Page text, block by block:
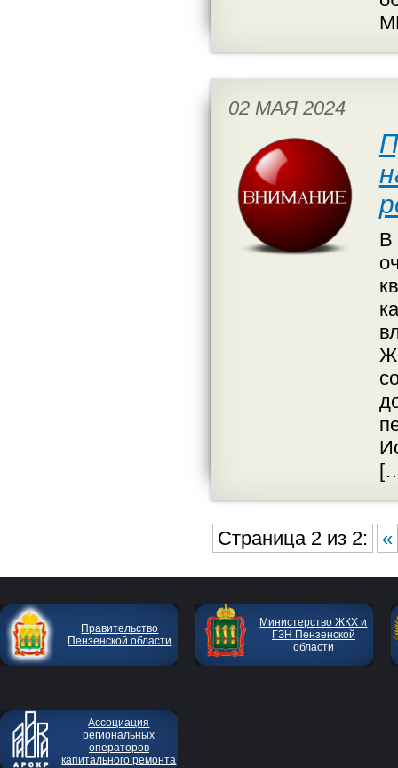
02 МАЯ 2024
В
Страница 2 из 2: «
Правительство
Пензенской области
Министерство ЖКХ и
ГЗН Пензенской
области
Ассоциация
региональных
операторов
капитального ремонта